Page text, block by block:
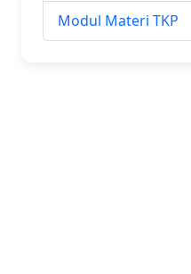
Modul Materi TKP